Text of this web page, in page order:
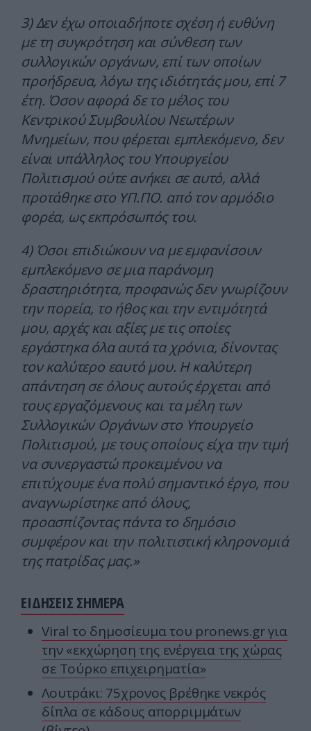
3) Δεν έχω οποιαδήποτε σχέση ή ευθύνη
με τη συγκρότηση και σύνθεση των
συλλογικών οργάνων, επί των οποίων
προήδρευα, λόγω της ιδιότητάς μου, επί 7
έτη. Όσον αφορά δε το μέλος του
Κεντρικού Συμβουλίου Νεωτέρων
Μνημείων, που φέρεται εμπλεκόμενο, δεν
είναι υπάλληλος του Υπουργείου
Πολιτισμού ούτε ανήκει σε αυτό, αλλά
προτάθηκε στο ΥΠ.ΠΟ. από τον αρμόδιο
φορέα, ως εκπρόσωπός του.
4) Όσοι επιδιώκουν να με εμφανίσουν
εμπλεκόμενο σε μια παράνομη
δραστηριότητα, προφανώς δεν γνωρίζουν
την πορεία, το ήθος και την εντιμότητά
μου, αρχές και αξίες με τις οποίες
εργάστηκα όλα αυτά τα χρόνια, δίνοντας
τον καλύτερο εαυτό μου. Η καλύτερη
απάντηση σε όλους αυτούς έρχεται από
τους εργαζόμενους και τα μέλη των
Συλλογικών Οργάνων στο Υπουργείο
Πολιτισμού, με τους οποίους είχα την τιμή
να συνεργαστώ προκειμένου να
επιτύχουμε ένα πολύ σημαντικό έργο, που
αναγνωρίστηκε από όλους,
προασπίζοντας πάντα το δημόσιο
συμφέρον και την πολιτιστική κληρονομιά
της πατρίδας μας.»
ΕΙΔΗΣΕΙΣ ΣΗΜΕΡΑ
Viral το δημοσίευμα του pronews.gr για
την «εκχώρηση της ενέργεια της χώρας
σε Τούρκο επιχειρηματία»
Λουτράκι: 75χρονος βρέθηκε νεκρός
δίπλα σε κάδους απορριμμάτων